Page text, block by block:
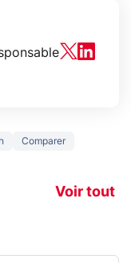
Comparer
Voir tout
5
prochaine